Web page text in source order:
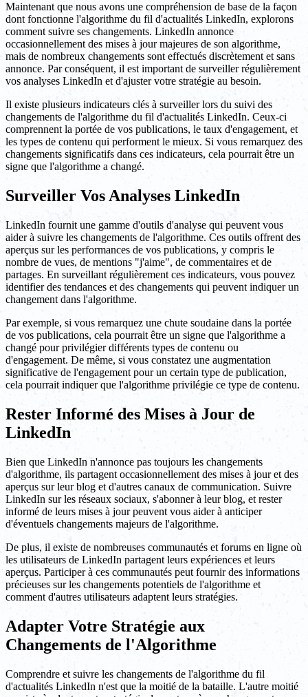
Maintenant que nous avons une compréhension de base de la façon
dont fonctionne l'algorithme du fil d'actualités LinkedIn, explorons
comment suivre ses changements. LinkedIn annonce
occasionnellement des mises à jour majeures de son algorithme,
mais de nombreux changements sont effectués discrètement et sans
annonce. Par conséquent, il est important de surveiller régulièrement
vos analyses LinkedIn et d'ajuster votre stratégie au besoin.
Il existe plusieurs indicateurs clés à surveiller lors du suivi des
changements de l'algorithme du fil d'actualités LinkedIn. Ceux-ci
comprennent la portée de vos publications, le taux d'engagement, et
les types de contenu qui performent le mieux. Si vous remarquez des
changements significatifs dans ces indicateurs, cela pourrait être un
signe que l'algorithme a changé.
Surveiller Vos Analyses LinkedIn
LinkedIn fournit une gamme d'outils d'analyse qui peuvent vous
aider à suivre les changements de l'algorithme. Ces outils offrent des
aperçus sur les performances de vos publications, y compris le
nombre de vues, de mentions "j'aime", de commentaires et de
partages. En surveillant régulièrement ces indicateurs, vous pouvez
identifier des tendances et des changements qui peuvent indiquer un
changement dans l'algorithme.
Par exemple, si vous remarquez une chute soudaine dans la portée
de vos publications, cela pourrait être un signe que l'algorithme a
changé pour privilégier différents types de contenu ou
d'engagement. De même, si vous constatez une augmentation
significative de l'engagement pour un certain type de publication,
cela pourrait indiquer que l'algorithme privilégie ce type de contenu.
Rester Informé des Mises à Jour de
LinkedIn
Bien que LinkedIn n'annonce pas toujours les changements
d'algorithme, ils partagent occasionnellement des mises à jour et des
aperçus sur leur blog et d'autres canaux de communication. Suivre
LinkedIn sur les réseaux sociaux, s'abonner à leur blog, et rester
informé de leurs mises à jour peuvent vous aider à anticiper
d'éventuels changements majeurs de l'algorithme.
De plus, il existe de nombreuses communautés et forums en ligne où
les utilisateurs de LinkedIn partagent leurs expériences et leurs
aperçus. Participer à ces communautés peut fournir des informations
précieuses sur les changements potentiels de l'algorithme et
comment d'autres utilisateurs adaptent leurs stratégies.
Adapter Votre Stratégie aux
Changements de l'Algorithme
Comprendre et suivre les changements de l'algorithme du fil
d'actualités LinkedIn n'est que la moitié de la bataille. L'autre moitié